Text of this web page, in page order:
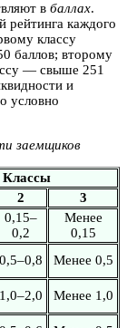
в баллах.
рейтинга каждого
классу
баллов; второму
— свыше 251
и
условно
заемщиков
Классы
2
3
0,15–
0,2
Менее
0,15
0,5–0,8
Менее 0,5
1,0–2,0 Менее 1,0